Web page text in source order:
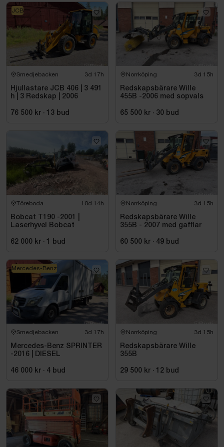
Smedjebacken 3d 17h
Hjullastare JCB 406 | 3 491
h | 3 Redskap | 2006
76 500 kr · 13 bud
JCB
Norrköping 3d 15h
Redskapsbärare Wille
455B -2006 med sopvals
65 500 kr · 30 bud
Töreboda 10d 14h
Bobcat T190 -2001 |
Laserhyvel Bobcat
62 000 kr · bud
Norrköping 3d 15h
Redskapsbärare Wille
355B - 2007 med gafflar
60 500 kr · 49 bud
Smedjebacken 3d 17h
Mercedes-Benz SPRINTER
-2016 | DIESEL
46 000 kr · 4 bud
Mercedes-Benz
Norrköping 3d 15h
Redskapsbärare Wille
355B
29 500 kr · 12 bud